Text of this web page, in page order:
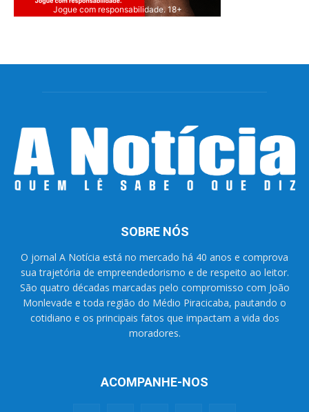
Jogue com responsabilidade. 18+
SOBRE NÓS
O jornal A Notícia está no mercado há 40 anos e comprova
sua trajetória de empreendedorismo e de respeito ao leitor.
São quatro décadas marcadas pelo compromisso com João
Monlevade e toda região do Médio Piracicaba, pautando o
cotidiano e os principais fatos que impactam a vida dos
moradores.
ACOMPANHE-NOS